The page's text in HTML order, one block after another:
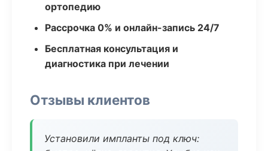
ортопедию
Рассрочка 0% и онлайн-запись 24/7
Бесплатная консультация и
диагностика при лечении
Отзывы клиентов
Установили импланты под ключ: